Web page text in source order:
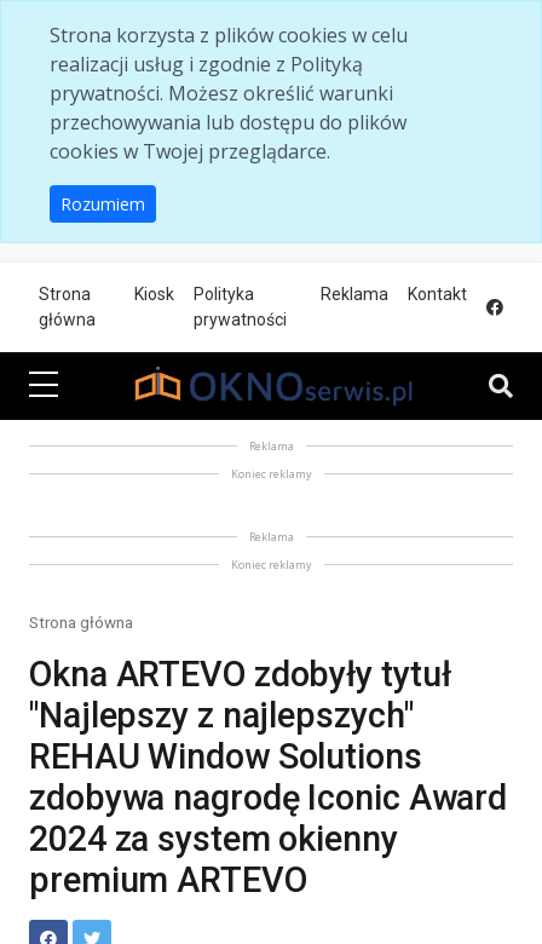
Strona korzysta z plików cookies w celu
realizacji usług i zgodnie z Polityką
prywatności. Możesz określić warunki
przechowywania lub dostępu do plików
cookies w Twojej przeglądarce.
Rozumiem
Strona
główna
Kiosk
Polityka
prywatności
Reklama Kontakt
Reklama
Koniec reklamy
Reklama
Koniec reklamy
Strona główna
Okna ARTEVO zdobyły tytuł
"Najlepszy z najlepszych"
REHAU Window Solutions
zdobywa nagrodę Iconic Award
2024 za system okienny
premium ARTEVO